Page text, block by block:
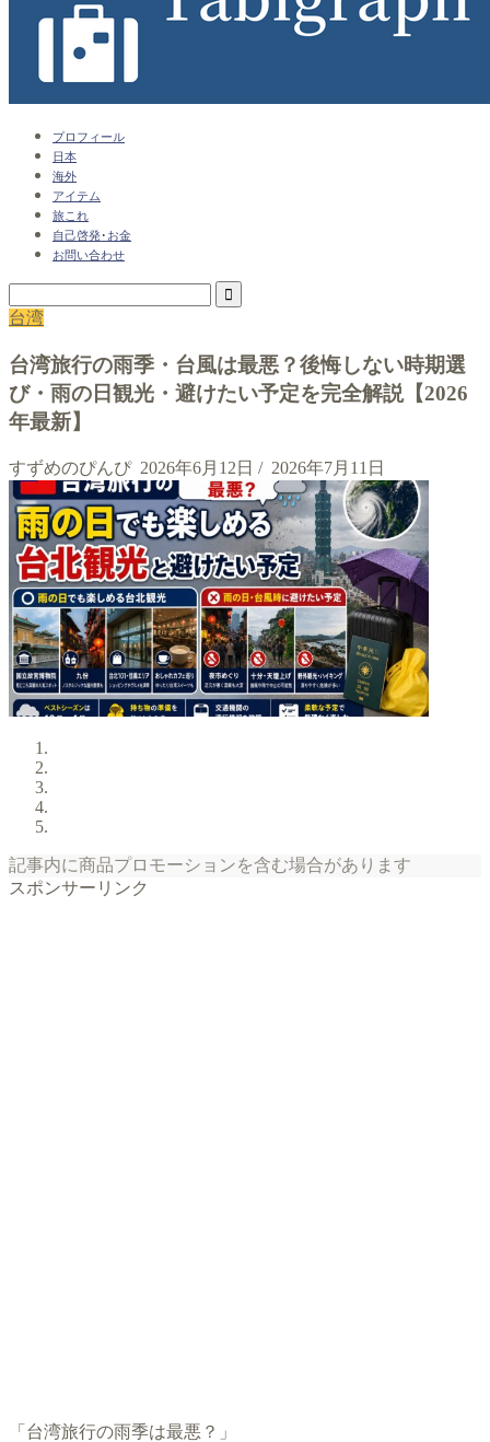
プロフィール
日本
海外
アイテム
旅これ
自己啓発･お金
お問い合わせ
台湾
台湾旅行の雨季・台風は最悪？後悔しない時期選
び・雨の日観光・避けたい予定を完全解説【2026
年最新】
すずめのぴんぴ 2026年6月12日 / 2026年7月11日
記事内に商品プロモーションを含む場合があります
スポンサーリンク
「台湾旅行の雨季は最悪？」